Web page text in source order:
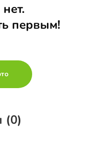
первым!
(0)